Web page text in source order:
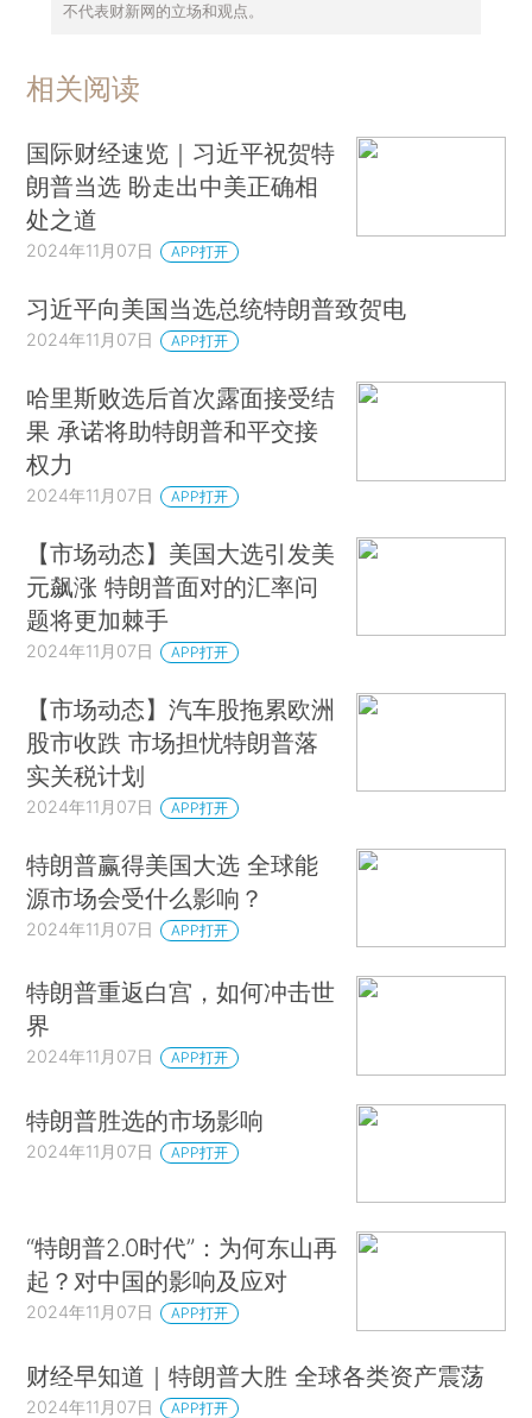
不代表财新网的立场和观点。
相关阅读
国际财经速览｜习近平祝贺特
朗普当选 盼走出中美正确相
处之道
2024年11月07日 APP打开
习近平向美国当选总统特朗普致贺电
2024年11月07日 APP打开
哈里斯败选后首次露面接受结
果 承诺将助特朗普和平交接
权力
2024年11月07日 APP打开
【市场动态】美国大选引发美
元飙涨 特朗普面对的汇率问
题将更加棘手
2024年11月07日 APP打开
【市场动态】汽车股拖累欧洲
股市收跌 市场担忧特朗普落
实关税计划
2024年11月07日 APP打开
特朗普赢得美国大选 全球能
源市场会受什么影响？
2024年11月07日 APP打开
特朗普重返白宫，如何冲击世
界
2024年11月07日 APP打开
特朗普胜选的市场影响
2024年11月07日 APP打开
“特朗普2.0时代”：为何东山再
起？对中国的影响及应对
2024年11月07日 APP打开
财经早知道｜特朗普大胜 全球各类资产震荡
2024年11月07日 APP打开